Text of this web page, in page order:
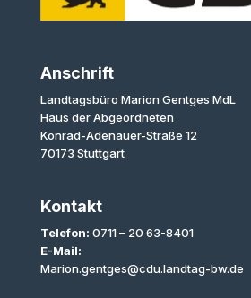
Anschrift
Landtagsbüro Marion Gentges MdL
Haus der Abgeordneten
Konrad-Adenauer-Straße 12
70173 Stuttgart
Kontakt
Telefon: 0711 – 20 63-8401
E-Mail:
Marion.gentges@cdu.landtag-bw.de